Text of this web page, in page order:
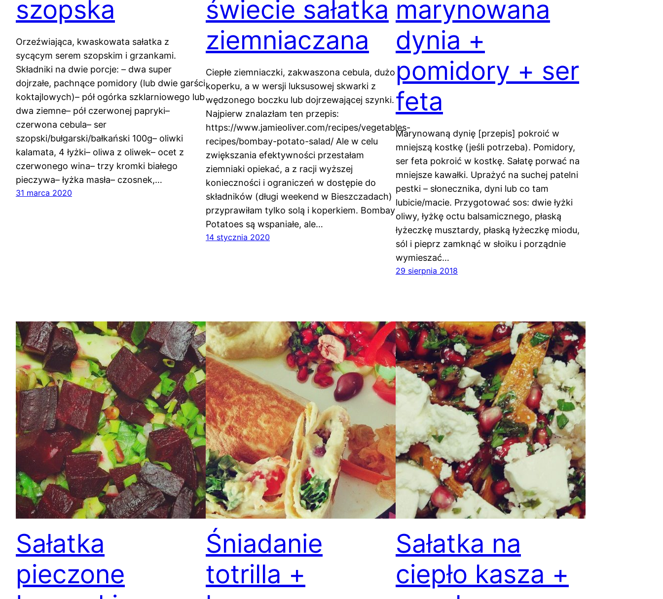
szopska
Orzeźwiająca, kwaskowata sałatka z
sycącym serem szopskim i grzankami.
Składniki na dwie porcje: – dwa super
dojrzałe, pachnące pomidory (lub dwie garści
koktajlowych)– pół ogórka szklarniowego lub
dwa ziemne– pół czerwonej papryki–
czerwona cebula– ser
szopski/bułgarski/bałkański 100g– oliwki
kalamata, 4 łyżki– oliwa z oliwek– ocet z
czerwonego wina– trzy kromki białego
pieczywa– łyżka masła– czosnek,…
31 marca 2020
świecie sałatka
ziemniaczana
Ciepłe ziemniaczki, zakwaszona cebula, dużo
koperku, a w wersji luksusowej skwarki z
wędzonego boczku lub dojrzewającej szynki.
Najpierw znalazłam ten przepis:
https://www.jamieoliver.com/recipes/vegetables-
recipes/bombay-potato-salad/ Ale w celu
zwiększania efektywności przestałam
ziemniaki opiekać, a z racji wyższej
konieczności i ograniczeń w dostępie do
składników (długi weekend w Bieszczadach)
przyprawiłam tylko solą i koperkiem. Bombay
Potatoes są wspaniałe, ale…
14 stycznia 2020
marynowana
dynia +
pomidory + ser
feta
Marynowaną dynię [przepis] pokroić w
mniejszą kostkę (jeśli potrzeba). Pomidory,
ser feta pokroić w kostkę. Sałatę porwać na
mniejsze kawałki. Uprażyć na suchej patelni
pestki – słonecznika, dyni lub co tam
lubicie/macie. Przygotować sos: dwie łyżki
oliwy, łyżkę octu balsamicznego, płaską
łyżeczkę musztardy, płaską łyżeczkę miodu,
sól i pieprz zamknąć w słoiku i porządnie
wymieszać…
29 sierpnia 2018
Sałatka
pieczone
Śniadanie
totrilla +
Sałatka na
ciepło kasza +